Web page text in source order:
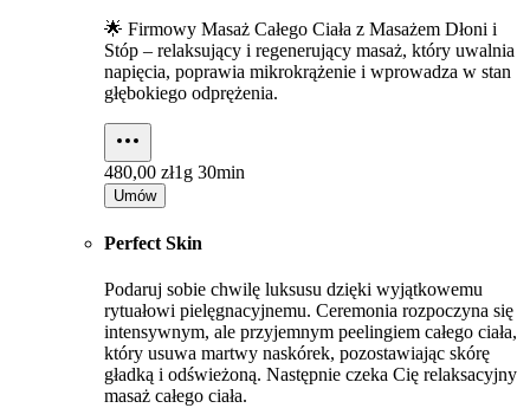
🌟 Firmowy Masaż Całego Ciała z Masażem Dłoni i
Stóp – relaksujący i regenerujący masaż, który uwalnia
napięcia, poprawia mikrokrążenie i wprowadza w stan
głębokiego odprężenia.
480,00 zł1g 30min
Umów
Perfect Skin
Podaruj sobie chwilę luksusu dzięki wyjątkowemu
rytuałowi pielęgnacyjnemu. Ceremonia rozpoczyna się
intensywnym, ale przyjemnym peelingiem całego ciała,
który usuwa martwy naskórek, pozostawiając skórę
gładką i odświeżoną. Następnie czeka Cię relaksacyjny
masaż całego ciała.